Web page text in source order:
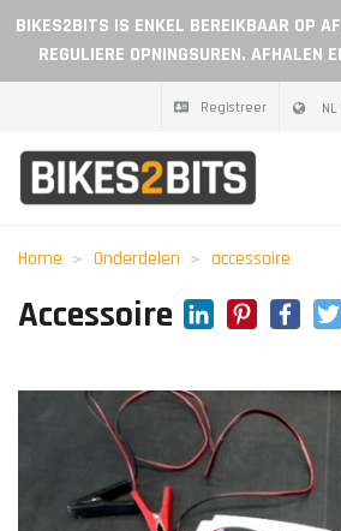
BIKES2BITS IS ENKEL BEREIKBAAR OP
REGULIERE OPNINGSUREN. AFHALEN
NL
Registreer
Home
Dealer worden
Reviews
Home Onderdelen accessoire
Accessoire LinkedIn